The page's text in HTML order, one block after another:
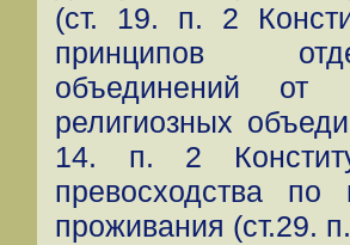
(ст. 19. п. 2
принципов
объединений от
религиозных
14. п. 2
превосходства
проживания (ст.29.